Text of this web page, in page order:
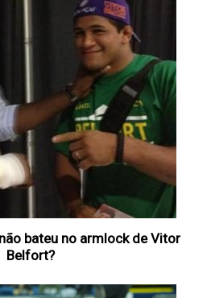
bateu no armlock de Vitor
Belfort‏?